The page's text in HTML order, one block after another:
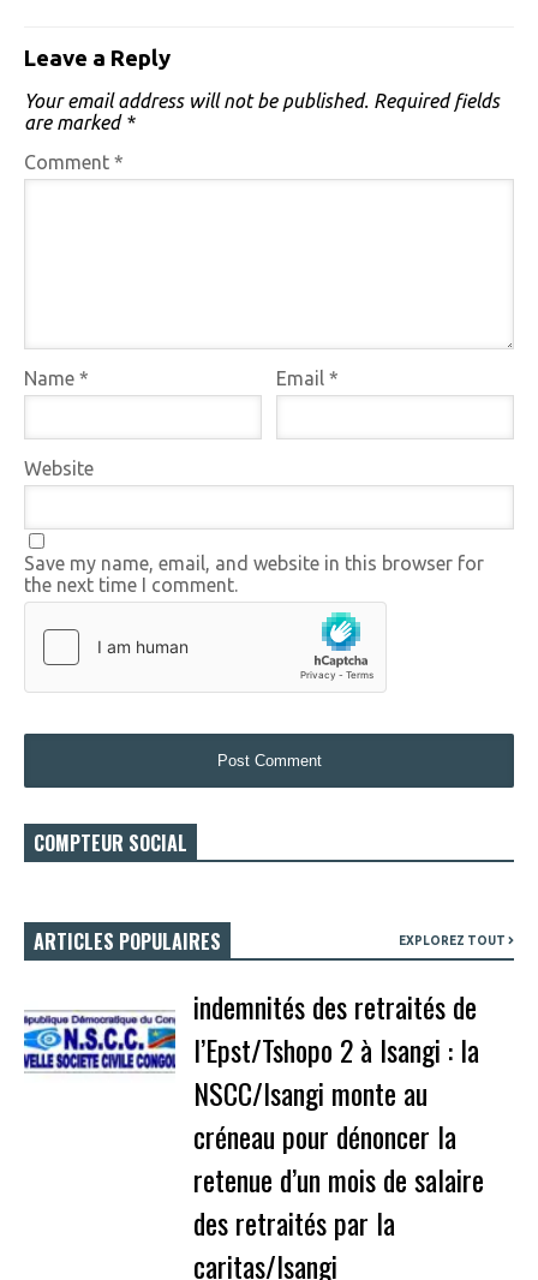
Leave a Reply
Your email address will not be published. Required fields
are marked *
Comment *
Name * Email*
Website
Save my name, email, and website in this browser for
the next time I comment.
COMPTEUR SOCIAL
ARTICLES POPULAIRES EXPLOREZ TOUT
indemnités des retraités de
l’Epst/Tshopo 2 à Isangi : la
NSCC/Isangi monte au
créneau pour dénoncer la
retenue d’un mois de salaire
des retraités par la
caritas/Isangi